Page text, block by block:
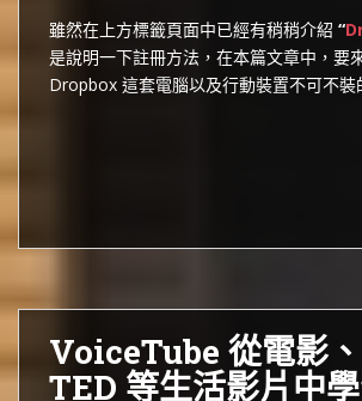
雖然在上方標籤頁面中已經有稍稍介紹 “
是說明一下註冊方法，在本篇文章中，要
Dropbox 這套電腦以及行動裝置不可不裝
VoiceTube 從電影
TED 等生活影片中